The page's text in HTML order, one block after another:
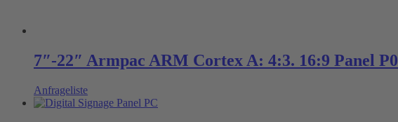
7″-22″ Armpac ARM Cortex A: 4:3. 16:9 Panel P0
Anfrageliste